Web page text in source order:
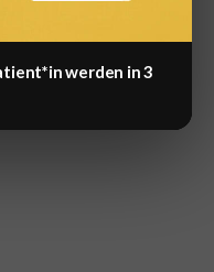
werden in 3